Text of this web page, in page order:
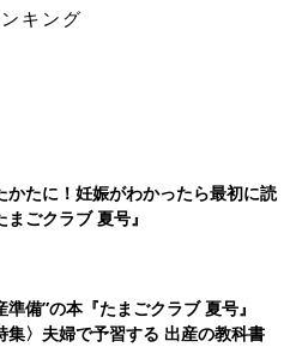
応募者全員無料プレゼント！
名前例
例
例
キング
かたに！妊娠がわかったら最初に読
ごクラブ 夏号』
準備”の本『たまごクラブ 夏号』
集〉夫婦で予習する 出産の教科書